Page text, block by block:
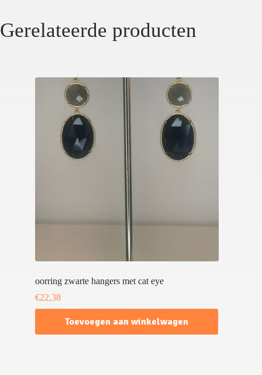
Gerelateerde producten
oorring zwarte hangers met cat eye
€22,38
Toevoegen aan winkelwagen